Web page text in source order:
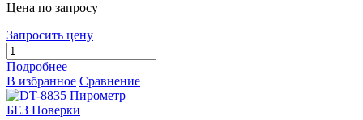
Цена по запросу
Запросить цену
Подробнее
В избранное Сравнение